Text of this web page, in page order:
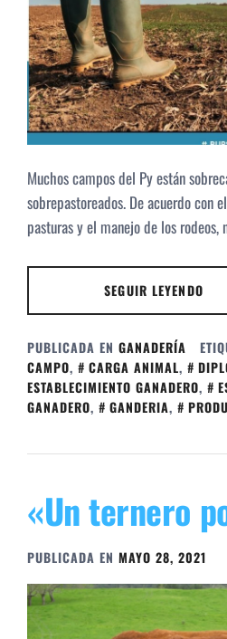
Muchos campos del Py están
sobrepastoreados. De acuerdo con
pasturas y el manejo de los rodeos,
SEGUIR LEYENDO
PUBLICADA EN GANADERÍA
CAMPO, CARGA ANIMAL,
ESTABLECIMIENTO GANADERO,
GANADERO, GANDERIA,
«Un ternero
PUBLICADA EN MAYO 28, 2021